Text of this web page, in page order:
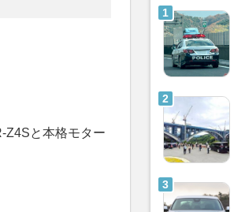
Z4Sと本格モター